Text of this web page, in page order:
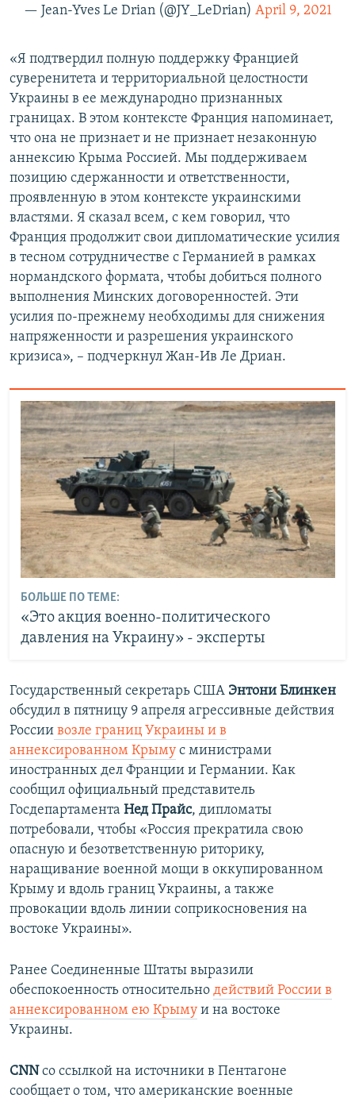
— Jean-Yves Le Drian (@JY_LeDrian) April 9, 2021
«Я подтвердил полную поддержку Францией
суверенитета и территориальной целостности
Украины в ее международно признанных
границах. В этом контексте Франция напоминает,
что она не признает и не признает незаконную
аннексию Крыма Россией. Мы поддерживаем
позицию сдержанности и ответственности,
проявленную в этом контексте украинскими
властями. Я сказал всем, с кем говорил, что
Франция продолжит свои дипломатические усилия
в тесном сотрудничестве с Германией в рамках
нормандского формата, чтобы добиться полного
выполнения Минских договоренностей. Эти
усилия по-прежнему необходимы для снижения
напряженности и разрешения украинского
кризиса», – подчеркнул Жан-Ив Ле Дриан.
БОЛЬШЕ ПО ТЕМЕ:
«Это акция военно-политического
давления на Украину» - эксперты
Государственный секретарь США Энтони Блинкен
обсудил в пятницу 9 апреля агрессивные действия
России возле границ Украины и в
аннексированном Крыму с министрами
иностранных дел Франции и Германии. Как
сообщил официальный представитель
Госдепартамента Нед Прайс, дипломаты
потребовали, чтобы «Россия прекратила свою
опасную и безответственную риторику,
наращивание военной мощи в оккупированном
Крыму и вдоль границ Украины, а также
провокации вдоль линии соприкосновения на
востоке Украины».​
Ранее Соединенные Штаты выразили
обеспокоенность относительно действий России в
аннексированном ею Крыму и на востоке
Украины.
CNNсо ссылкой на источники в Пентагоне
сообщает о том, что американские военные